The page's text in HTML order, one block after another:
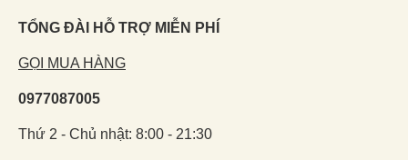
TỔNG ĐÀI HỖ TRỢ MIỄN PHÍ
GỌI MUA HÀNG
0977087005
Thứ 2 - Chủ nhật: 8:00 - 21:30